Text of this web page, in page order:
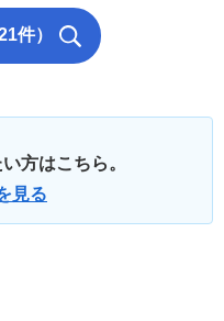
件）
方はこちら。
見る